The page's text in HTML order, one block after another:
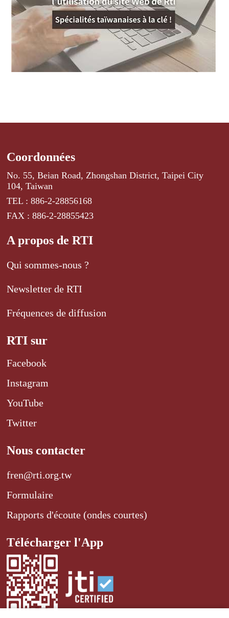
Coordonnées
No. 55, Beian Road, Zhongshan District, Taipei City
104, Taiwan
TEL : 886-2-28856168
FAX : 886-2-28855423
A propos de RTI
Qui sommes-nous ?
Newsletter de RTI
Fréquences de diffusion
RTI sur
Facebook
Instagram
YouTube
Twitter
Nous contacter
fren@rti.org.tw
Formulaire
Rapports d'écoute (ondes courtes)
Télécharger l'App